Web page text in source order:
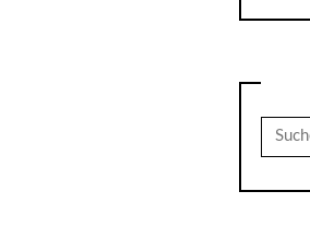
Suche
nach: